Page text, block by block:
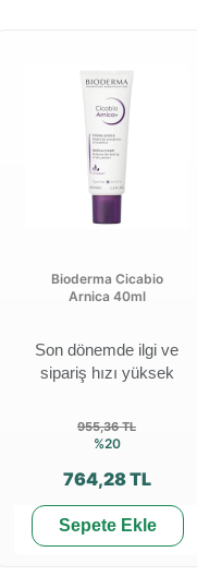
Bioderma Cicabio
Arnica 40ml
Son dönemde ilgi ve
sipariş hızı yüksek
955,36 TL
%20
764,28 TL
Sepete Ekle